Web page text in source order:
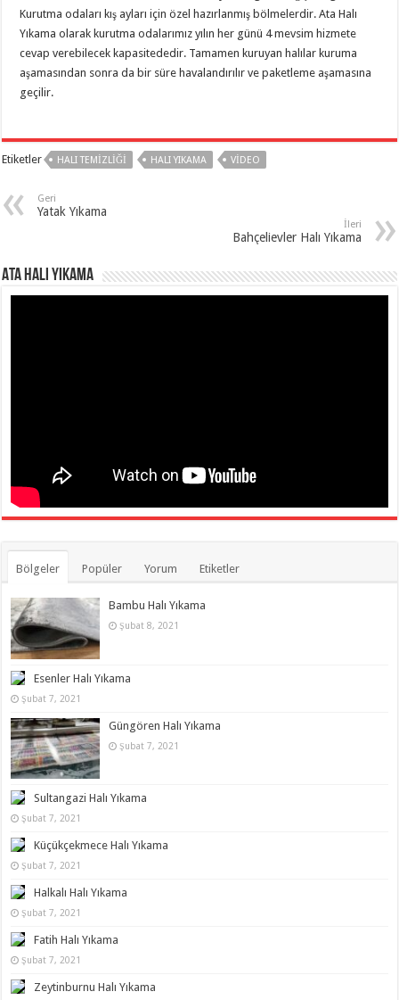
Kurutma odaları kış ayları için özel hazırlanmış bölmelerdir. Ata Halı
Yıkama olarak kurutma odalarımız yılın her günü 4 mevsim hizmete
cevap verebilecek kapasitededir. Tamamen kuruyan halılar kuruma
aşamasından sonra da bir süre havalandırılır ve paketleme aşamasına
geçilir.
Etiketler HALI TEMIZLIĞI HALI YIKAMA VIDEO
Geri
Yatak Yıkama
İleri
Bahçelievler Halı Yıkama
Ata Halı Yıkama
Bölgeler Popüler Yorum Etiketler
Bambu Halı Yıkama
Şubat 8, 2021
Esenler Halı Yıkama
Şubat 7, 2021
Güngören Halı Yıkama
Şubat 7, 2021
Sultangazi Halı Yıkama
Şubat 7, 2021
Küçükçekmece Halı Yıkama
Şubat 7, 2021
Halkalı Halı Yıkama
Şubat 7, 2021
Fatih Halı Yıkama
Şubat 7, 2021
Zeytinburnu Halı Yıkama